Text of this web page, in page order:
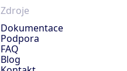
Zdroje
Dokumentace
Podpora
FAQ
Blog